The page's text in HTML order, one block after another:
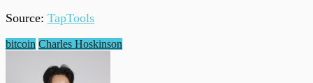
Source: TapTools
bitcoin Charles Hoskinson